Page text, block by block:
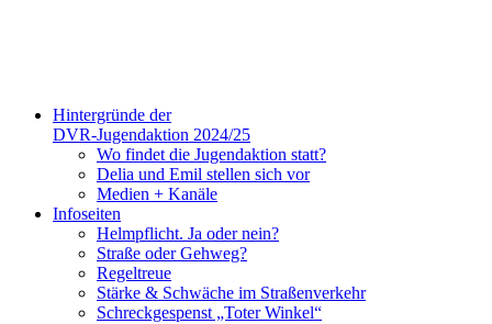
Hintergründe der
DVR-Jugendaktion 2024/25
Wo findet die Jugendaktion statt?
Delia und Emil stellen sich vor
Medien + Kanäle
Infoseiten
Helmpflicht. Ja oder nein?
Straße oder Gehweg?
Regeltreue
Stärke & Schwäche im Straßenverkehr
Schreckgespenst „Toter Winkel“